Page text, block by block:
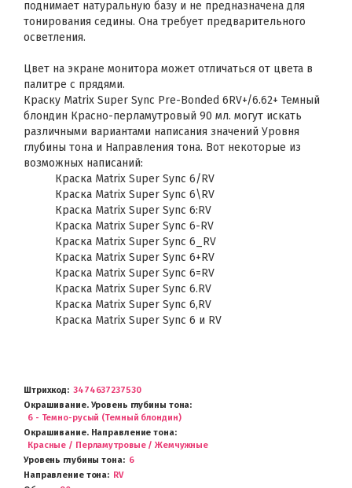
поднимает натуральную базу и не предназначена для
тонирования седины. Она требует предварительного
осветления.
Цвет на экране монитора может отличаться от цвета в
палитре с прядями.
Краску Matrix Super Sync Pre-Bonded 6RV+/6.62+ Темный
блондин Красно-перламутровый 90 мл. могут искать
различными вариантами написания значений Уровня
глубины тона и Направления тона. Вот некоторые из
возможных написаний:
Краска Matrix Super Sync 6/RV
Краска Matrix Super Sync 6\RV
Краска Matrix Super Sync 6:RV
Краска Matrix Super Sync 6-RV
Краска Matrix Super Sync 6_RV
Краска Matrix Super Sync 6+RV
Краска Matrix Super Sync 6=RV
Краска Matrix Super Sync 6.RV
Краска Matrix Super Sync 6,RV
Краска Matrix Super Sync 6 и RV
Штрихкод
3474637237530
Окрашивание. Уровень глубины тона
6 - Темно-русый (Темный блондин)
Окрашивание. Направление тона
Красные / Перламутровые / Жемчужные
Уровень глубины тона
6
Направление тона
RV